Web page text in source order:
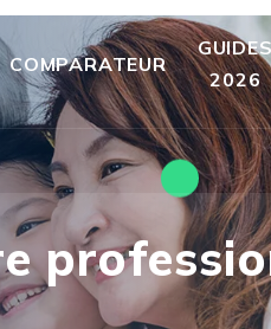
COMPARATEUR
GUIDES
2026